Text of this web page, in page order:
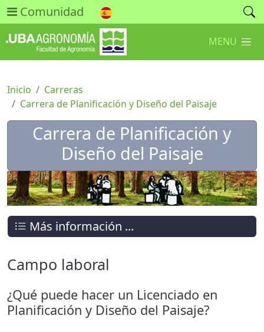
Comunidad
MENU
Inicio
Carreras
Carrera de Planificación y Diseño del Paisaje
Carrera de Planificación y
Diseño del Paisaje
Campo laboral
¿Qué puede hacer un Licenciado en
Planificación y Diseño del Paisaje?
Más información ...